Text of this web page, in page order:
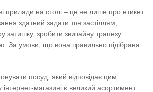
прилади на столі – це не лише про етикет.
здатний задати тон застіллям,
затишку, зробити звичайну трапезу
За умови, що вона правильно підібрана
посуд, який відповідає цим
магазині є великий асортимент